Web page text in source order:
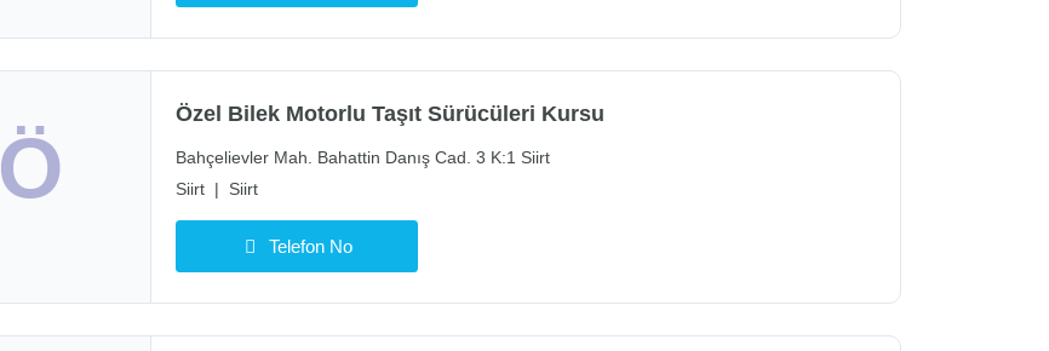
Ö
Özel Bilek Motorlu Taşıt Sürücüleri Kursu
Bahçelievler Mah. Bahattin Danış Cad. 3 K:1 Siirt
Siirt | Siirt
Telefon No